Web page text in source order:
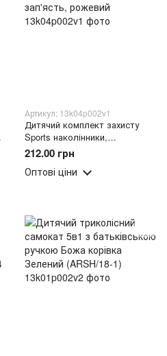
Артикул: 13k04p002v1
Дитячий комплект захисту
Sports наколінники,
налокітники, захист зап'ясть,
рожевий
212.00 грн
Оптові ціни